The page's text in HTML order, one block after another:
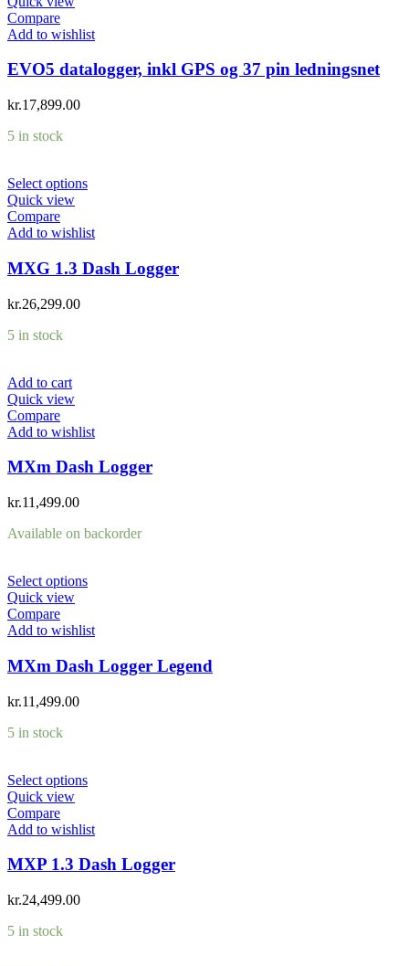
Compare
Add to wishlist
EVO5 datalogger, inkl GPS og 37 pin ledningsnet
kr.17,899.00
5 in stock
Select options
Quick view
Compare
Add to wishlist
MXG 1.3 Dash Logger
kr.26,299.00
5 in stock
Add to cart
Quick view
Compare
Add to wishlist
MXm Dash Logger
kr.11,499.00
Available on backorder
Select options
Quick view
Compare
Add to wishlist
MXm Dash Logger Legend
kr.11,499.00
5 in stock
Select options
Quick view
Compare
Add to wishlist
MXP 1.3 Dash Logger
kr.24,499.00
5 in stock